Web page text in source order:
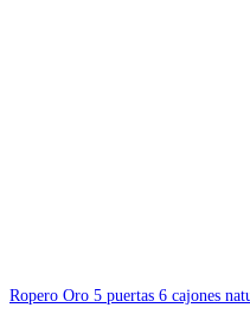
Ropero Oro 5 puertas 6 cajones